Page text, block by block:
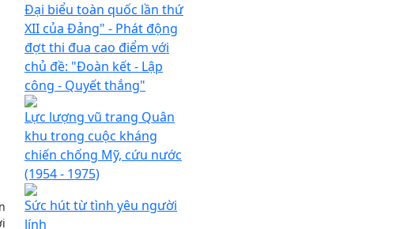
Đại biểu toàn quốc lần thứ
XII của Đảng" - Phát động
đợt thi đua cao điểm với
chủ đề: "Đoàn kết - Lập
công - Quyết thắng"
Lực lượng vũ trang Quân
khu trong cuộc kháng
chiến chống Mỹ, cứu nước
(1954 - 1975)
Sức hút từ tình yêu người
lính